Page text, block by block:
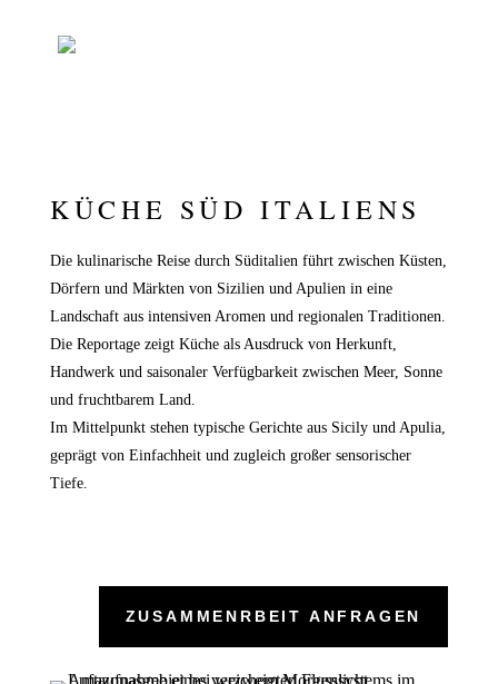
KÜCHE SÜD ITALIENS
Die kulinarische Reise durch Süditalien führt zwischen Küsten,
Dörfern und Märkten von Sizilien und Apulien in eine
Landschaft aus intensiven Aromen und regionalen Traditionen.
Die Reportage zeigt Küche als Ausdruck von Herkunft,
Handwerk und saisonaler Verfügbarkeit zwischen Meer, Sonne
und fruchtbarem Land.
Im Mittelpunkt stehen typische Gerichte aus Sicily und Apulia,
geprägt von Einfachheit und zugleich großer sensorischer
Tiefe.
ZUSAMMENRBEIT ANFRAGEN